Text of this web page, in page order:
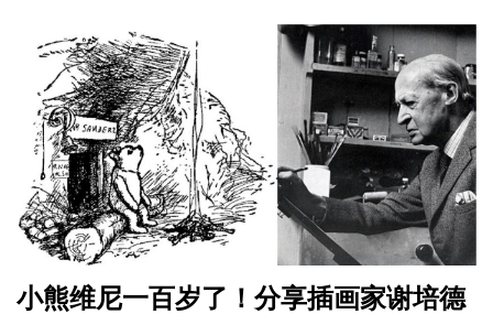
小熊维尼一百岁了！分享插画家谢培德